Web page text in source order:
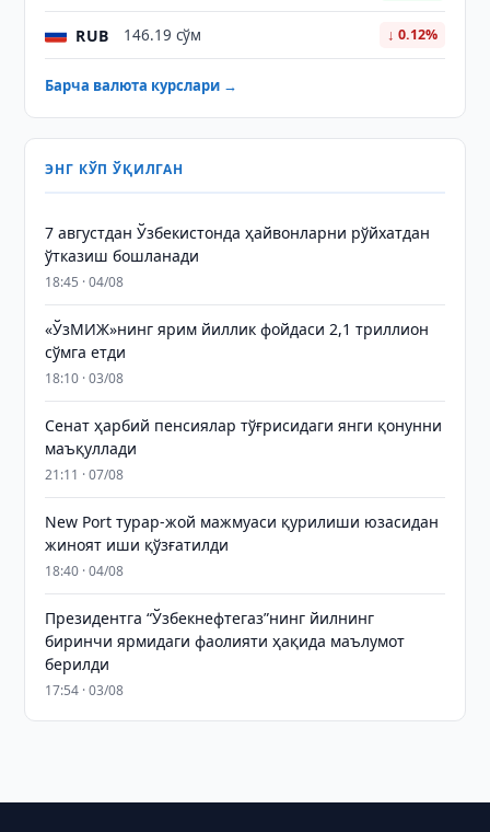
RUB 146.19 сўм ↓ 0.12%
Барча валюта курслари →
ЭНГ КЎП ЎҚИЛГАН
7 августдан Ўзбекистонда ҳайвонларни рўйхатдан
ўтказиш бошланади
18:45 · 04/08
«ЎзМИЖ»нинг ярим йиллик фойдаси 2,1 триллион
сўмга етди
18:10 · 03/08
Сенат ҳарбий пенсиялар тўғрисидаги янги қонунни
маъқуллади
21:11 · 07/08
New Port турар-жой мажмуаси қурилиши юзасидан
жиноят иши қўзғатилди
18:40 · 04/08
Президентга “Ўзбекнефтегаз”нинг йилнинг
биринчи ярмидаги фаолияти ҳақида маълумот
берилди
17:54 · 03/08